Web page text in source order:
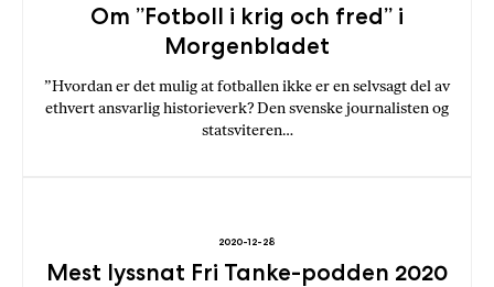
c
k
r
o
n
e
h
Om ”Fotboll i krig och fred” i
Morgenbladet
”Hvordan er det mulig at fotballen ikke er en selvsagt del av
ethvert ansvarlig historieverk? Den svenske journalisten og
statsviteren…
2020-12-28
Mest lyssnat Fri Tanke-podden 2020